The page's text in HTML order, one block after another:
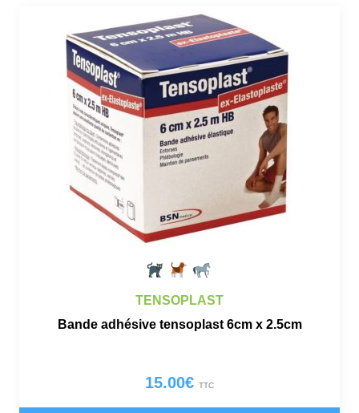
TENSOPLAST
Bande adhésive tensoplast 6cm x 2.5cm
15.00€ TTC